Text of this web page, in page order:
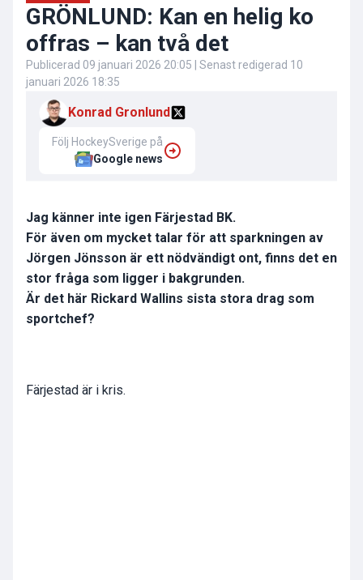
GRÖNLUND: Kan en helig ko
offras – kan två det
Publicerad 09 januari 2026 20:05 | Senast redigerad 10
januari 2026 18:35
Konrad Gronlund
Följ HockeySverige på
Google news
Jag känner inte igen Färjestad BK.
För även om mycket talar för att sparkningen av
Jörgen Jönsson är ett nödvändigt ont, finns det en
stor fråga som ligger i bakgrunden.
Är det här Rickard Wallins sista stora drag som
sportchef?
Färjestad är i kris.